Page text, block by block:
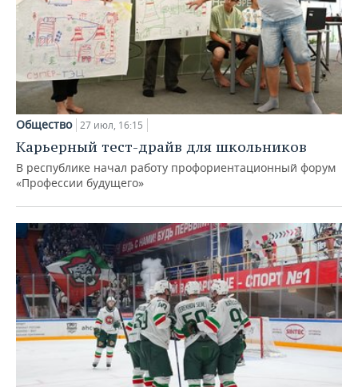
Общество 27 июл, 16:15
Карьерный тест-драйв для школьников
В республике начал работу профориентационный форум
«Профессии будущего»